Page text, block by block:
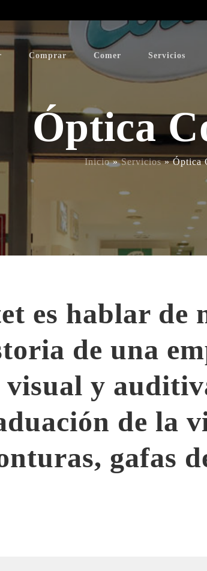
Comprar Comer Servicios
Óptica
Inicio»Servicios»Óptica
es hablar de
de una
visual y
de la
gafas